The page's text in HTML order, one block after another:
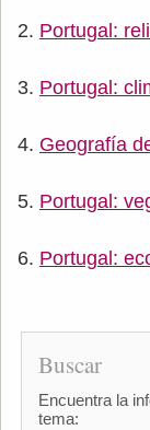
Portugal:
Portugal:
Geografía
Portugal:
Portugal:
Buscar
Encuentra la
tema: